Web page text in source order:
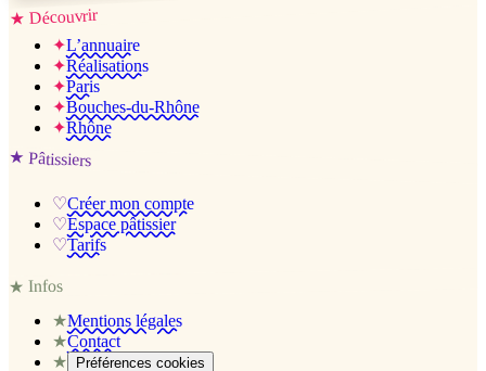
★ Découvrir
✦L’annuaire
✦Réalisations
✦Paris
✦Bouches-du-Rhône
✦Rhône
★ Pâtissiers
♡Créer mon compte
♡Espace pâtissier
♡Tarifs
★Infos
★Mentions légales
★Contact
★
Préférences cookies